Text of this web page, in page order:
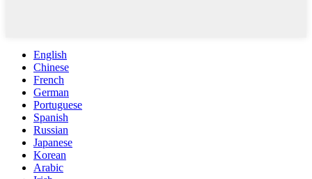
English
Chinese
French
German
Portuguese
Spanish
Russian
Japanese
Korean
Arabic